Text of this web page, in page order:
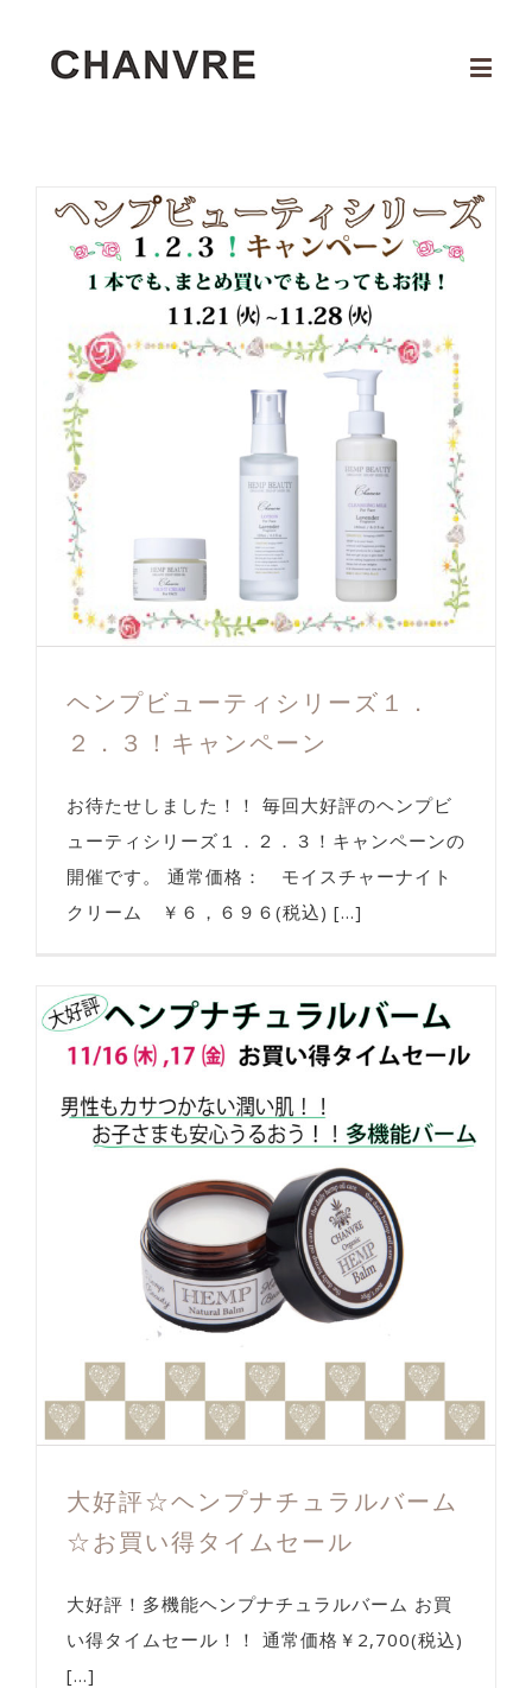
ヘンプビューティシリーズ１．
２．３！キャンペーン
お待たせしました！！ 毎回大好評のヘンプビ
ューティシリーズ１．２．３！キャンペーンの
開催です。 通常価格： モイスチャーナイト
クリーム ￥６，６９６(税込) [...]
大好評☆ヘンプナチュラルバーム
☆お買い得タイムセール
大好評！多機能ヘンプナチュラルバーム お買
い得タイムセール！！ 通常価格￥2,700(税込)
[...]